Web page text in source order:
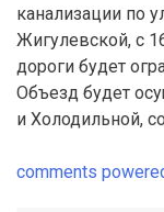
канализации по
Жигулевской, с
дороги будет
Объезд будет
и Холодильной,
comments